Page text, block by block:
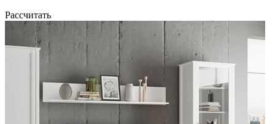
Рассчитать